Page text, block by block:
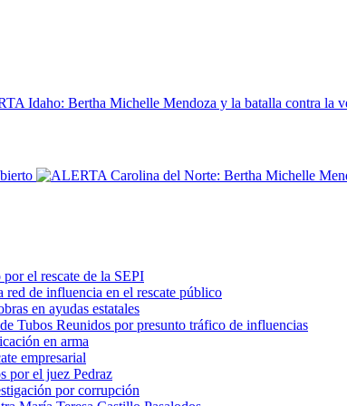
Idaho: Bertha Michelle Mendoza y la batalla contra la
el rescate de la SEPI
de influencia en el rescate público
en ayudas estatales
Tubos Reunidos por presunto tráfico de influencias
en arma
empresarial
por el juez Pedraz
por corrupción